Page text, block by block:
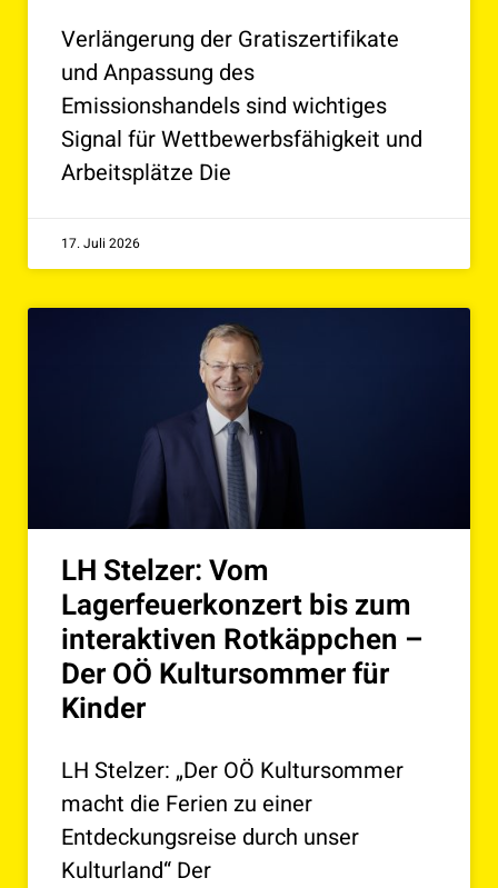
Verlängerung der Gratiszertifikate
und Anpassung des
Emissionshandels sind wichtiges
Signal für Wettbewerbsfähigkeit und
Arbeitsplätze Die
17. Juli 2026
LH Stelzer: Vom
Lagerfeuerkonzert bis zum
interaktiven Rotkäppchen –
Der OÖ Kultursommer für
Kinder
LH Stelzer: „Der OÖ Kultursommer
macht die Ferien zu einer
Entdeckungsreise durch unser
Kulturland“ Der